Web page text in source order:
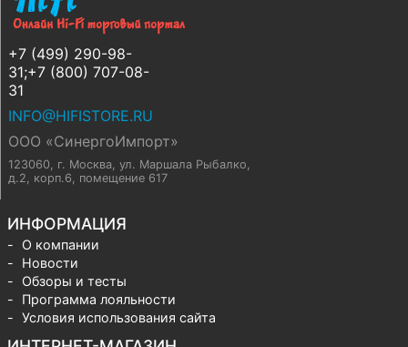
+7 (499) 290-98-
31;+7 (800) 707-08-
31
INFO@HIFISTORE.RU
ООО «СинергоИмпорт»
123060, г. Москва, ул. Маршала Рыбалко,
д.2, корп.6, помещение 617
ИНФОРМАЦИЯ
О компании
Новости
Обзоры и тесты
Программа лояльности
Условия использования сайта